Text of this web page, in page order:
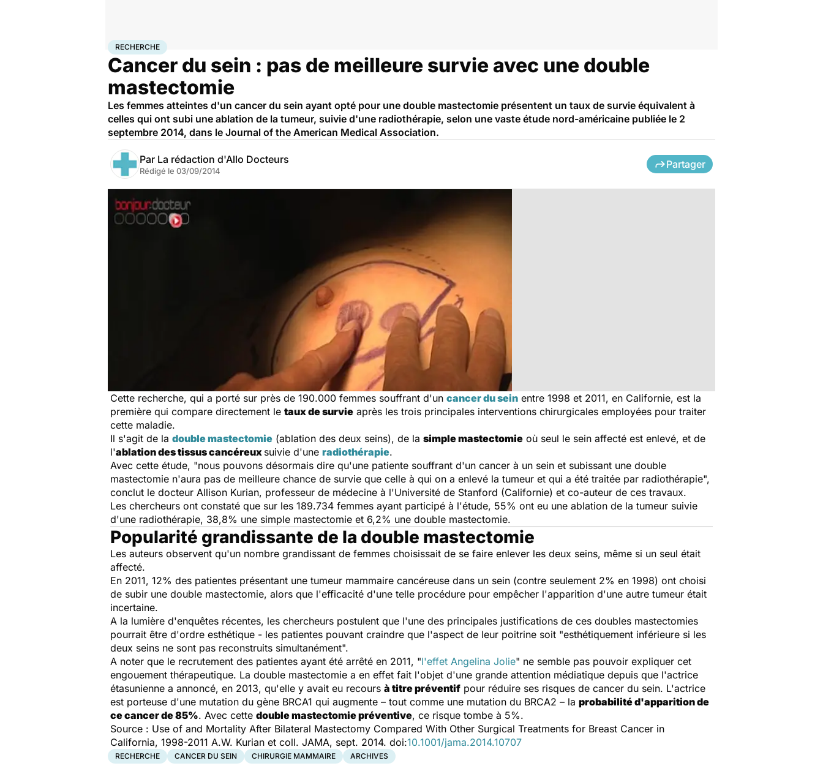
AccueilSantéMaladies
RECHERCHE
Cancer du sein : pas de meilleure survie avec une double
mastectomie
Les femmes atteintes d'un cancer du sein ayant opté pour une double mastectomie présentent un taux de survie équivalent à
celles qui ont subi une ablation de la tumeur, suivie d'une radiothérapie, selon une vaste étude nord-américaine publiée le 2
septembre 2014, dans le Journal of the American Medical Association.
Par La rédaction d'Allo Docteurs
Rédigé le 03/09/2014
Partager
Cette recherche, qui a porté sur près de 190.000 femmes souffrant d'un cancer du sein entre 1998 et 2011, en Californie, est la
première qui compare directement le taux de survie après les trois principales interventions chirurgicales employées pour traiter
cette maladie.
Il s'agit de la double mastectomie (ablation des deux seins), de la simple mastectomie où seul le sein affecté est enlevé, et de
l'ablation des tissus cancéreux suivie d'une radiothérapie.
Avec cette étude, "nous pouvons désormais dire qu'une patiente souffrant d'un cancer à un sein et subissant une double
mastectomie n'aura pas de meilleure chance de survie que celle à qui on a enlevé la tumeur et qui a été traitée par radiothérapie",
conclut le docteur Allison Kurian, professeur de médecine à l'Université de Stanford (Californie) et co-auteur de ces travaux.
Les chercheurs ont constaté que sur les 189.734 femmes ayant participé à l'étude, 55% ont eu une ablation de la tumeur suivie
d'une radiothérapie, 38,8% une simple mastectomie et 6,2% une double mastectomie.
Popularité grandissante de la double mastectomie
Les auteurs observent qu'un nombre grandissant de femmes choisissait de se faire enlever les deux seins, même si un seul était
affecté.
En 2011, 12% des patientes présentant une tumeur mammaire cancéreuse dans un sein (contre seulement 2% en 1998) ont choisi
de subir une double mastectomie, alors que l'efficacité d'une telle procédure pour empêcher l'apparition d'une autre tumeur était
incertaine.
A la lumière d'enquêtes récentes, les chercheurs postulent que l'une des principales justifications de ces doubles mastectomies
pourrait être d'ordre esthétique - les patientes pouvant craindre que l'aspect de leur poitrine soit "esthétiquement inférieure si les
deux seins ne sont pas reconstruits simultanément".
A noter que le recrutement des patientes ayant été arrêté en 2011, "l'effet Angelina Jolie" ne semble pas pouvoir expliquer cet
engouement thérapeutique. La double mastectomie a en effet fait l'objet d'une grande attention médiatique depuis que l'actrice
étasunienne a annoncé, en 2013, qu'elle y avait eu recours à titre préventif pour réduire ses risques de cancer du sein. L'actrice
est porteuse d'une mutation du gène BRCA1 qui augmente – tout comme une mutation du BRCA2 – la probabilité d'apparition de
ce cancer de 85%. Avec cette double mastectomie préventive, ce risque tombe à 5%.
Source : Use of and Mortality After Bilateral Mastectomy Compared With Other Surgical Treatments for Breast Cancer in
California, 1998-2011 A.W. Kurian et coll. JAMA, sept. 2014. doi:10.1001/jama.2014.10707
RECHERCHE CANCER DU SEIN CHIRURGIE MAMMAIRE ARCHIVES